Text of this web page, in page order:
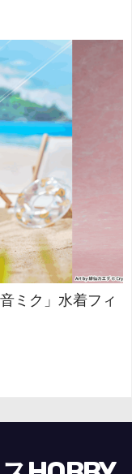
ミク」水着フィ